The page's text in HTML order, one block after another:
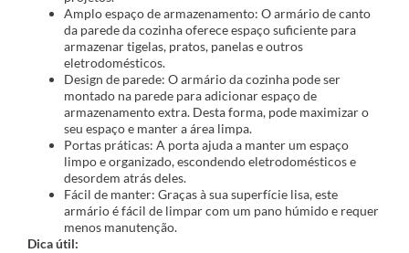
Amplo espaço de armazenamento: O armário de canto
da parede da cozinha oferece espaço suficiente para
armazenar tigelas, pratos, panelas e outros
eletrodomésticos.
Design de parede: O armário da cozinha pode ser
montado na parede para adicionar espaço de
armazenamento extra. Desta forma, pode maximizar o
seu espaço e manter a área limpa.
Portas práticas: A porta ajuda a manter um espaço
limpo e organizado, escondendo eletrodomésticos e
desordem atrás deles.
Fácil de manter: Graças à sua superfície lisa, este
armário é fácil de limpar com um pano húmido e requer
menos manutenção.
Dica útil: